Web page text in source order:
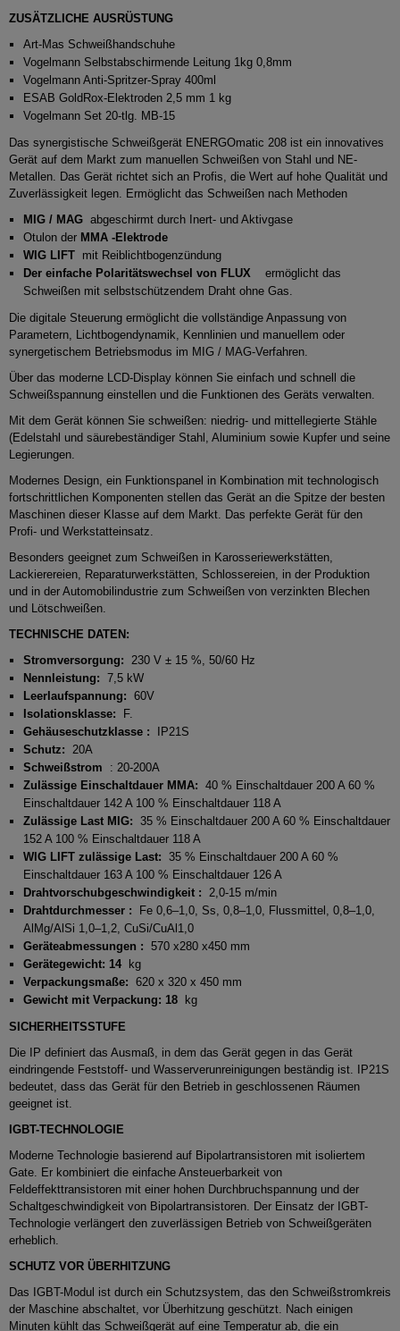
ZUSÄTZLICHE AUSRÜSTUNG
Art-Mas Schweißhandschuhe
Vogelmann Selbstabschirmende Leitung 1kg 0,8mm
Vogelmann Anti-Spritzer-Spray 400ml
ESAB GoldRox-Elektroden 2,5 mm 1 kg
Vogelmann Set 20-tlg. MB-15
Das synergistische Schweißgerät ENERGOmatic 208 ist ein innovatives
Gerät auf dem Markt zum manuellen Schweißen von Stahl und NE-
Metallen. Das Gerät richtet sich an Profis, die Wert auf hohe Qualität und
Zuverlässigkeit legen. Ermöglicht das Schweißen nach Methoden
MIG / MAG abgeschirmt durch Inert- und Aktivgase
Otulon der MMA -Elektrode
WIG LIFT mit Reiblichtbogenzündung
Der einfache Polaritätswechsel von FLUX
ermöglicht das
Schweißen mit selbstschützendem Draht ohne Gas.
Die digitale Steuerung ermöglicht die vollständige Anpassung von
Parametern, Lichtbogendynamik, Kennlinien und manuellem oder
synergetischem Betriebsmodus im MIG / MAG-Verfahren.
Über das moderne LCD-Display können Sie einfach und schnell die
Schweißspannung einstellen und die Funktionen des Geräts verwalten.
Mit dem Gerät können Sie schweißen: niedrig- und mittellegierte Stähle
(Edelstahl und säurebeständiger Stahl, Aluminium sowie Kupfer und seine
Legierungen.
Modernes Design, ein Funktionspanel in Kombination mit technologisch
fortschrittlichen Komponenten stellen das Gerät an die Spitze der besten
Maschinen dieser Klasse auf dem Markt. Das perfekte Gerät für den
Profi- und Werkstatteinsatz.
Besonders geeignet zum Schweißen in Karosseriewerkstätten,
Lackierereien, Reparaturwerkstätten, Schlossereien, in der Produktion
und in der Automobilindustrie zum Schweißen von verzinkten Blechen
und Lötschweißen.
TECHNISCHE DATEN:
Stromversorgung: 230 V ± 15 %, 50/60 Hz
Nennleistung: 7,5 kW
Leerlaufspannung: 60V
Isolationsklasse:
F.
Gehäuseschutzklasse :
IP21S
Schutz: 20A
Schweißstrom
: 20-200A
Zulässige Einschaltdauer MMA: 40 % Einschaltdauer 200 A 60 %
Einschaltdauer 142 A 100 % Einschaltdauer 118 A
Zulässige Last MIG: 35 % Einschaltdauer 200 A 60 % Einschaltdauer
152 A 100 % Einschaltdauer 118 A
WIG LIFT zulässige Last: 35 % Einschaltdauer 200 A 60 %
Einschaltdauer 163 A 100 % Einschaltdauer 126 A
Drahtvorschubgeschwindigkeit : 2,0-15 m/min
Drahtdurchmesser :
Fe 0,6–1,0, Ss, 0,8–1,0, Flussmittel, 0,8–1,0,
AlMg/AlSi 1,0–1,2, CuSi/CuAl1,0
Geräteabmessungen : 570 x280 x450 mm
Gerätegewicht: 14
kg
Verpackungsmaße: 620 x 320 x 450 mm
Gewicht mit Verpackung: 18
kg
SICHERHEITSSTUFE
Die IP definiert das Ausmaß, in dem das Gerät gegen in das Gerät
eindringende Feststoff- und Wasserverunreinigungen beständig ist.
IP21S
bedeutet, dass das Gerät für den Betrieb in geschlossenen Räumen
geeignet ist.
IGBT-TECHNOLOGIE
Moderne Technologie basierend auf Bipolartransistoren mit isoliertem
Gate. Er kombiniert die einfache Ansteuerbarkeit von
Feldeffekttransistoren mit einer hohen Durchbruchspannung und der
Schaltgeschwindigkeit von Bipolartransistoren. Der Einsatz der IGBT-
Technologie verlängert den zuverlässigen Betrieb von Schweißgeräten
erheblich.
SCHUTZ VOR ÜBERHITZUNG
Das IGBT-Modul ist durch ein Schutzsystem, das den Schweißstromkreis
der Maschine abschaltet, vor Überhitzung geschützt. Nach einigen
Minuten kühlt das Schweißgerät auf eine Temperatur ab, die ein